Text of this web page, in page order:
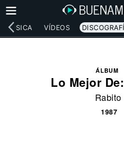
MÚSICA VÍDEOS
ÁLBUM
Lo Mejor
Rabito
1987